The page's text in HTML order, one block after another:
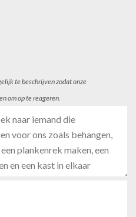
te beschrijven zodat onze
om op te reageren.